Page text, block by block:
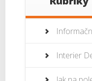
Interier